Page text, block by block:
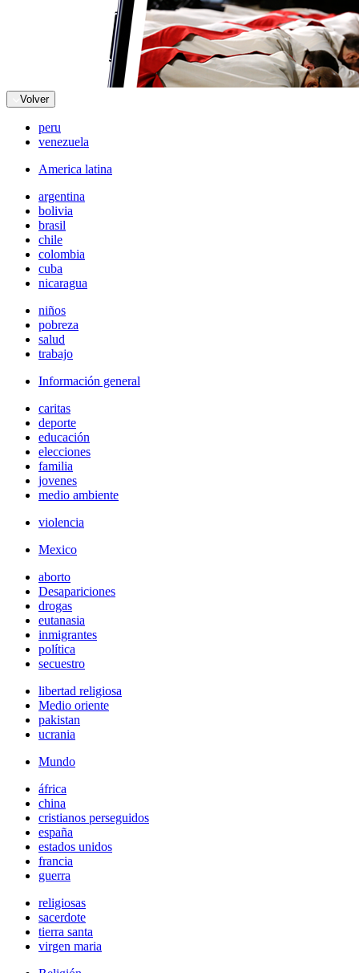
Volver
peru
venezuela
America latina
argentina
bolivia
brasil
chile
colombia
cuba
nicaragua
niños
pobreza
salud
trabajo
Información general
caritas
deporte
educación
elecciones
familia
jovenes
medio ambiente
violencia
Mexico
aborto
Desapariciones
drogas
eutanasia
inmigrantes
política
secuestro
libertad religiosa
Medio oriente
pakistan
ucrania
Mundo
áfrica
china
cristianos perseguidos
españa
estados unidos
francia
guerra
religiosas
sacerdote
tierra santa
virgen maria